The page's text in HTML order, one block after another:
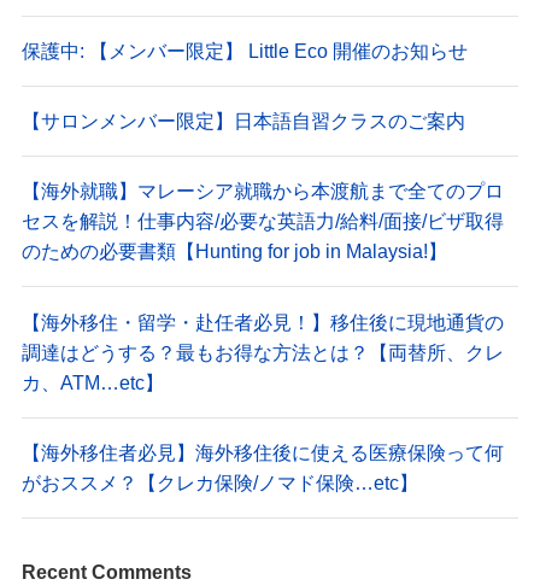
保護中: 【メンバー限定】 Little Eco 開催のお知らせ
【サロンメンバー限定】日本語自習クラスのご案内
【海外就職】マレーシア就職から本渡航まで全てのプロ
セスを解説！仕事内容/必要な英語力/給料/面接/ビザ取得
のための必要書類【Hunting for job in Malaysia!】
【海外移住・留学・赴任者必見！】移住後に現地通貨の
調達はどうする？最もお得な方法とは？【両替所、クレ
カ、ATM…etc】
【海外移住者必見】海外移住後に使える医療保険って何
がおススメ？【クレカ保険/ノマド保険…etc】
Recent Comments